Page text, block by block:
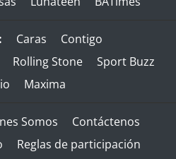
Caras
Contigo
Rolling Stone
Sport Buzz
Maxima
Somos
Contáctenos
Reglas de participación